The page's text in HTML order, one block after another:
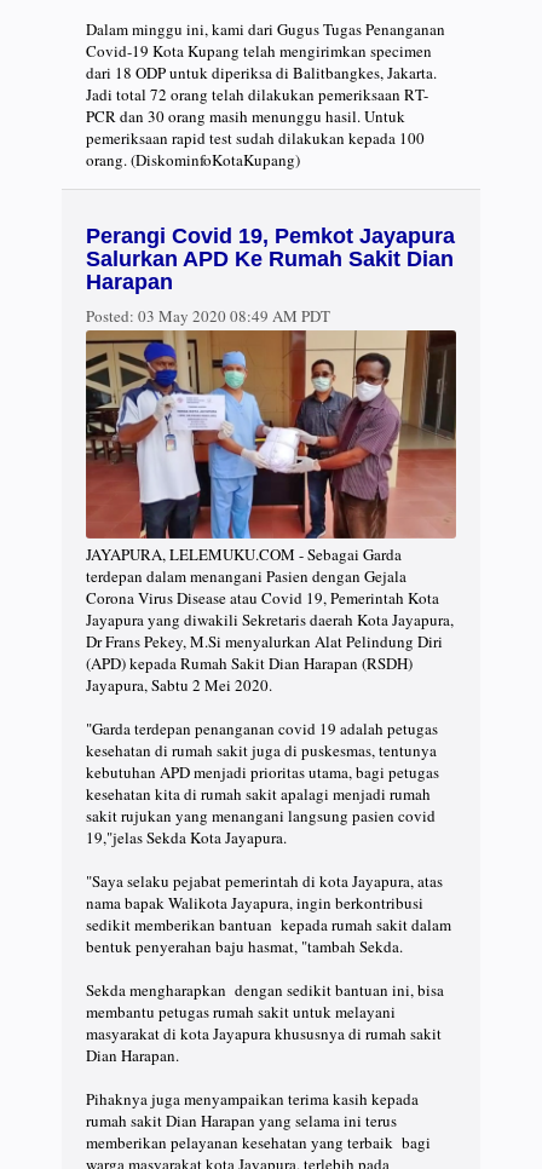
Dalam minggu ini, kami dari Gugus Tugas Penanganan
Covid-19 Kota Kupang telah mengirimkan specimen
dari 18 ODP untuk diperiksa di Balitbangkes, Jakarta.
Jadi total 72 orang telah dilakukan pemeriksaan RT-
PCR dan 30 orang masih menunggu hasil. Untuk
pemeriksaan rapid test sudah dilakukan kepada 100
orang. (DiskominfoKotaKupang)
Perangi Covid 19, Pemkot Jayapura
Salurkan APD Ke Rumah Sakit Dian
Harapan
Posted: 03 May 2020 08:49 AM PDT
JAYAPURA, LELEMUKU.COM - Sebagai Garda
terdepan dalam menangani Pasien dengan Gejala
Corona Virus Disease atau Covid 19, Pemerintah Kota
Jayapura yang diwakili Sekretaris daerah Kota Jayapura,
Dr Frans Pekey, M.Si menyalurkan Alat Pelindung Diri
(APD) kepada Rumah Sakit Dian Harapan (RSDH)
Jayapura, Sabtu 2 Mei 2020.
"Garda terdepan penanganan covid 19 adalah petugas
kesehatan di rumah sakit juga di puskesmas, tentunya
kebutuhan APD menjadi prioritas utama, bagi petugas
kesehatan kita di rumah sakit apalagi menjadi rumah
sakit rujukan yang menangani langsung pasien covid
19,"jelas Sekda Kota Jayapura.
"Saya selaku pejabat pemerintah di kota Jayapura, atas
nama bapak Walikota Jayapura, ingin berkontribusi
sedikit memberikan bantuan kepada rumah sakit dalam
bentuk penyerahan baju hasmat, "tambah Sekda.
Sekda mengharapkan dengan sedikit bantuan ini, bisa
membantu petugas rumah sakit untuk melayani
masyarakat di kota Jayapura khususnya di rumah sakit
Dian Harapan.
Pihaknya juga menyampaikan terima kasih kepada
rumah sakit Dian Harapan yang selama ini terus
memberikan pelayanan kesehatan yang terbaik bagi